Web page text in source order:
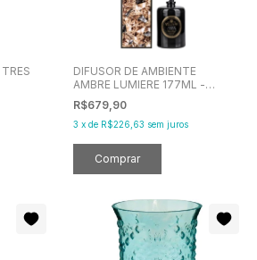
DIFUSOR DE AMBIENTE
AMBRE LUMIERE 177ML -
VOLUSPA
R$679,90
3 x de R$226,63 sem juros